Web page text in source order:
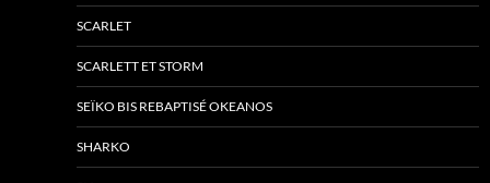
SCARLET
SCARLETT ET STORM
SEÏKO BIS REBAPTISÉ OKEANOS
SHARKO